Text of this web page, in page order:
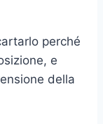
perché
e
della